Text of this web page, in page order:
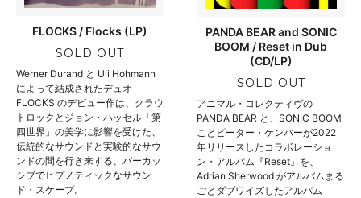
FLOCKS / Flocks (LP)
SOLD OUT
Werner Durand と Uli Hohmann
によって結成されたデュオ
FLOCKS のデビュー作は、クラウ
トロックとジョン・ハッセル「第
四世界」の美学に影響を受けた、
伝統的なサウンドと実験的なサウ
ンドの間を行き来する、パーカッ
シブでヒプノティックなサウン
ド・スケープ。
PANDA BEAR and SONIC
BOOM / Reset in Dub
(CD/LP)
SOLD OUT
アニマル・コレクティヴの
PANDA BEAR と、SONIC BOOM
ことピーター・ケンバーが2022
年リリースしたコラボレーショ
ン・アルバム『Reset』を、
Adrian Sherwood がアルバムまる
ごとダブワイズしたアルバム